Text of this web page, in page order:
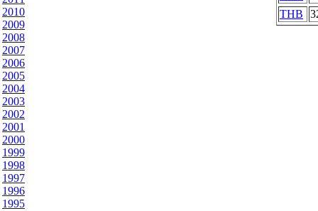
2010
2009
2008
2007
2006
2005
2004
2003
2002
2001
2000
1999
1998
1997
1996
1995
THB